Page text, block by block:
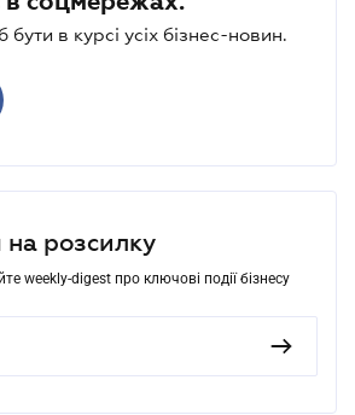
бути в курсі усіх бізнес-новин.
на розсилку
weekly-digest про ключові події бізнесу